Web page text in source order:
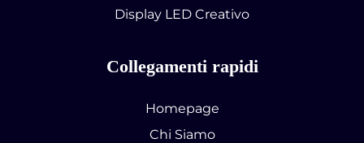
Display LED Creativo
Collegamenti rapidi
Homepage
Chi Siamo